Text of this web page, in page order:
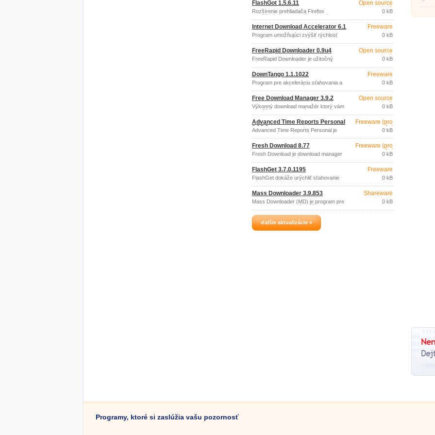
FlashGot 1.5.6.11
Rozšírenie prehliadača Firefox
umožňujúce dokonalejšiu integráciu
rôznych download manažérov s
prostredím prehliadača.
Open source
(gpl)
0 kB
Internet Download Accelerator 6.1
Program umožňujúci zvýšiť rýchlosť
Freeware
0 kB
FreeRapid Downloader 0.9u4
FreeRapid Downloader je užitočný
nástroj na pohodlné sťahovanie súborov
bez čakania z obľúbeného servera
Rapidshare a iných podobných serverov.
Open source
(gpl)
0 kB
DownTango 1.1.1022
Program pre akceleráciu sťahovania a
správu stiahnutých súborov.
Freeware
0 kB
Free Download Manager 3.9.2
Výkonný download manažér ktorý vám
pomôže spravovať, plánovať a urýchliť
sťahovanie dát z internetu.
Open source
(gpl)
0 kB
Advanced Time Reports Personal
9.28.8
Advanced Time Reports Personal je
jednoduchý, intuitívny nástroj na
sledovanie a správu projektov.
Freeware (pro
nekomerční
účely)
0 kB
Fresh Download 8.77
Fresh Download je download manager
so schopnosťou urýchliť sťahovanie
protokolmi FTP aj HTTP (HTTPS),
nadviazať na nedokončený prenos,
realizovať súčasne viac pripojení,
naplánovať sťahovanie.
Freeware (pro
nekomerční
účely)
0 kB
FlashGet 3.7.0.1195
FlashGet dokáže urýchliť sťahovanie
súborov (protokoly HTTP, FTP, BT,
MMS, RTSP,…) rozdelením
sťahovaného súboru na časti a
súčasným sťahovaním týchto častí
naraz.
Freeware
0 kB
Mass Downloader 3.9.853
Mass Downloader (MD) je program pre
sťahovanie jednotlivých súborov alebo
celých zoznamov súborov z www a FTP
serverov maximálnou možnou
rýchlosťou.
Shareware
0 kB
ďalšie aktualizácie »
Programy, ktoré si zaslúžia vašu pozornosť